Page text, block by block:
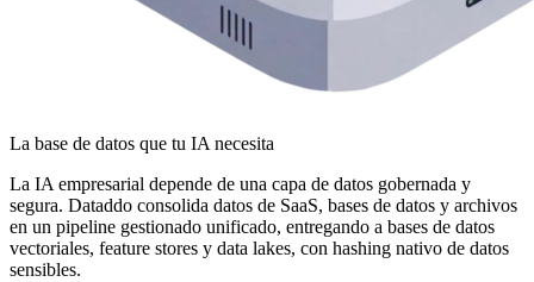
La base de datos que tu IA necesita
La IA empresarial depende de una capa de datos gobernada y
segura. Dataddo consolida datos de SaaS, bases de datos y archivos
en un pipeline gestionado unificado, entregando a bases de datos
vectoriales, feature stores y data lakes, con hashing nativo de datos
sensibles.